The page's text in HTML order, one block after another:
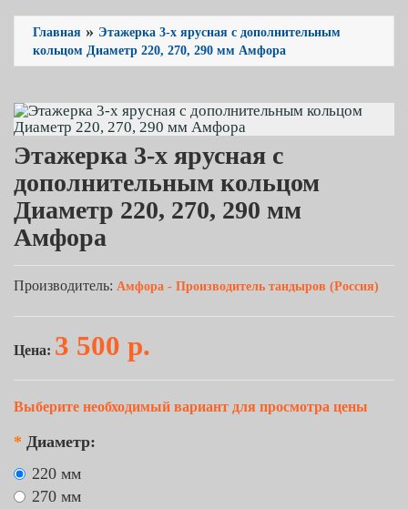
Главная » Этажерка 3-х ярусная с дополнительным
кольцом Диаметр 220, 270, 290 мм Амфора
Этажерка 3-х ярусная с
дополнительным кольцом
Диаметр 220, 270, 290 мм
Амфора
Производитель: Амфора - Производитель тандыров (Россия)
Цена: 3 500 р.
Выберите необходимый вариант для просмотра цены
* Диаметр:
220 мм
270 мм